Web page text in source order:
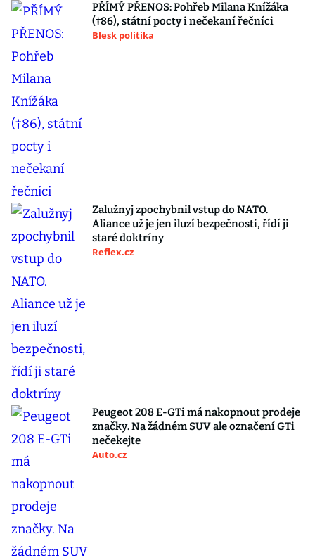
PŘÍMÝ PŘENOS: Pohřeb Milana Knížáka
(†86), státní pocty i nečekaní řečníci
Blesk politika
Zalužnyj zpochybnil vstup do NATO.
Aliance už je jen iluzí bezpečnosti, řídí ji
staré doktríny
Reflex.cz
Peugeot 208 E-GTi má nakopnout prodeje
značky. Na žádném SUV ale označení GTi
nečekejte
Auto.cz